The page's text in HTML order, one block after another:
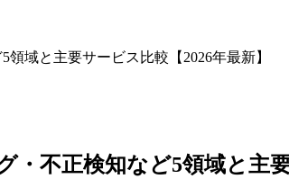
域と主要サービス比較【2026年最新】
不正検知など5領域と主